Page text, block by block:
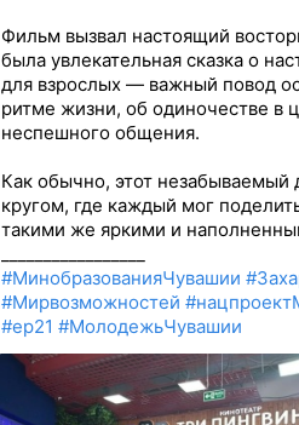
Фильм вызвал настоящий
была увлекательная сказка о
для взрослых — важный повод
ритме жизни, об одиночестве в
неспешного общения.
Как обычно, этот
кругом, где каждый мог
такими же яркими и
#МинобразованияЧувашии
#Мирвозможностей
#ер21 #МолодежьЧувашии